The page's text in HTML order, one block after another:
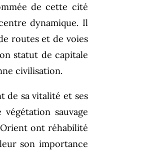
de cette cité
dynamique. Il
routes et de voies
statut de capitale
civilisation.
de sa vitalité et ses
sauvage
Orient ont réhabilité
son importance